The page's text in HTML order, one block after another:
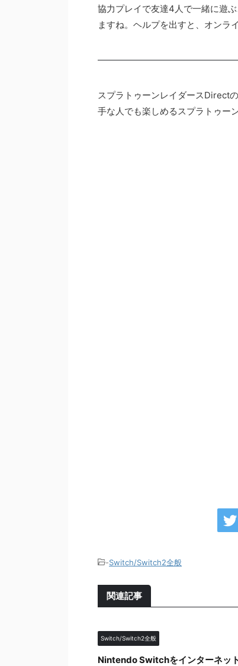
協力プレイで友達4人で一緒に遊
ますね。ヘルプを出すと、オンラ
スプラトゥーンレイダースDirect
手な人でも楽しめるスプラトゥー
-Switch/Switch2全般
関連記事
Switch/Switch2全般
Nintendo Switchをインターネッ